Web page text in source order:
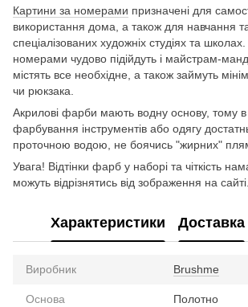
Картини за номерами призначені для
використання дома, а також для навчання
спеціалізованих художніх студіях та
номерами чудово підійдуть і майстрам-
містять все необхідне, а також займуть
чи рюкзака.
Акрилові фарби мають водну основу, тому в
фарбування інструментів або одягу
проточною водою, не боячись "жирних"
Увага! Відтінки фарб у наборі та чіткість
можуть відрізнятись від зображення на сайті.
Характеристики Доставка
Виробник Brushme
Основа Полотно